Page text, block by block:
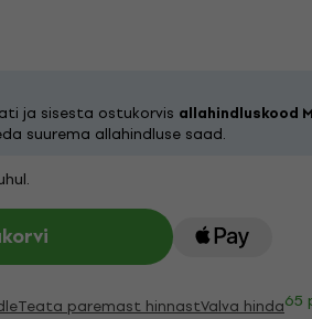
ja sisesta ostukorvis allahindluskood
suurema allahindluse saad.
Teata paremast hinnastValva hinda65